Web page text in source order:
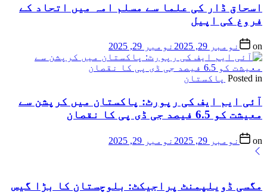
اسحاق ڈار کی علما سے مسلم امہ میں اتحاد کے
فروغ کی اپیل
on نومبر 29, 2025 نومبر 29, 2025
Posted in پاکستان
آئی ایم ایف کی رپورٹ: پاکستان میں کرپشن سے
معیشت کو 6.5 فیصد جی ڈی پی کا نقصان
on نومبر 29, 2025 نومبر 29, 2025
مگسی ڈویلپمنٹ پراجیکٹ: بلوچستان کا بڑا گیس